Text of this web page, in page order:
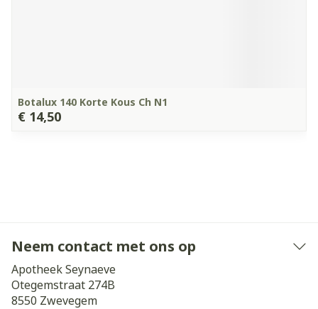
Botalux 140 Korte Kous Ch N1
€ 14,50
Neem contact met ons op
Apotheek Seynaeve
Otegemstraat 274B
8550 Zwevegem